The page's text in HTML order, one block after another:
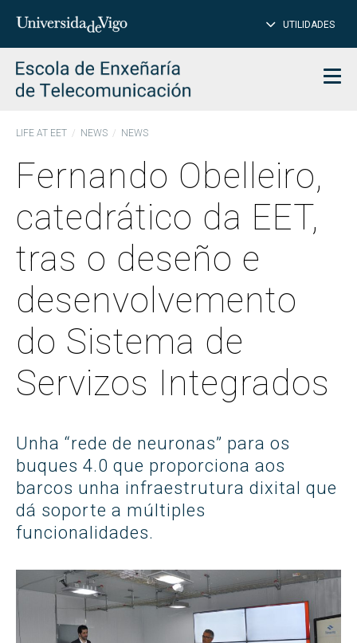
Insert
to
search
UTILIDADES
LIFE AT EET NEWS NEWS
Fernando Obelleiro,
catedrático da EET,
tras o deseño e
desenvolvemento
do Sistema de
Servizos Integrados
Unha “rede de neuronas” para os
buques 4.0 que proporciona aos
barcos unha infraestrutura dixital que
dá soporte a múltiples
funcionalidades.